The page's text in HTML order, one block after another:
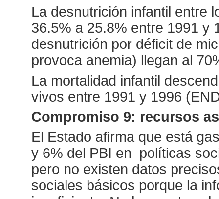
La desnutrición infantil entre
36.5% a 25.8% entre 1991 y
desnutrición por déficit de
provoca anemia) llegan al
La mortalidad infantil
vivos entre 1991 y 1996
Compromiso 9: recursos
El Estado afirma que está
y 6% del PBI en políticas
pero no existen datos
sociales básicos porque la